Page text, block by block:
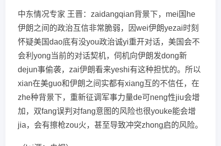
中东情况专家 王晋：zaidangqian背景下，mei国he
伊朗之间的政治互信非常脆弱，因wei伊朗yezai时刻
怀疑美国dao底有没you政治诚yi重开对话，美国会不
会利yong当前的对话契机，伺机向伊朗发dong新
dejun事偷袭，zai伊朗看来yeshi有这种担忧的。所以
xian在美guo和伊朗之间实都有xiang互的不信任，在
zhe种背景下，重新征调军事力量de可neng性jiu会增
加，双fang误判对fang意图的风险也很youke能会增
jia，会有擦枪zou火，甚至导致冲突zhong启的风险。